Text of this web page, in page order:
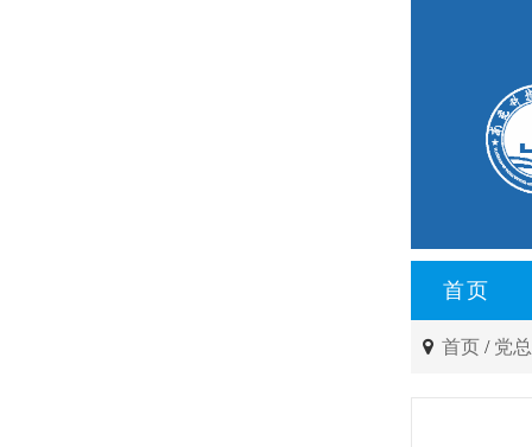
首页
首页 / 党